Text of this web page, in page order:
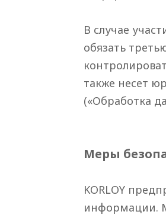
В случае
обязать
также несет
(«Обработка
Меры
KORLOY
информации.